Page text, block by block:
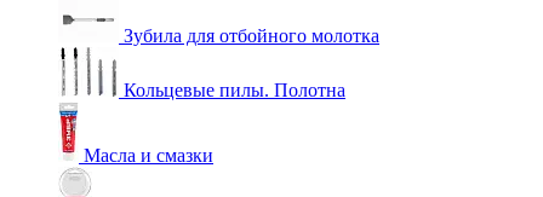
Зубила для отбойного молотка
Кольцевые пилы. Полотна
Масла и смазки